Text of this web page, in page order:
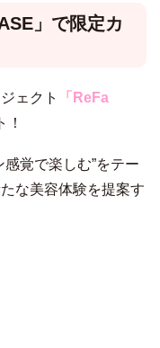
」で限定カ
ェクト
「ReFa
！
覚で楽しむ”をテー
な美容体験を提案す